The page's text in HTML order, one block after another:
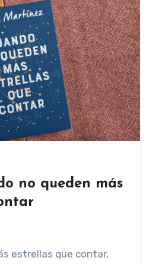
no queden más
estrellas que contar,